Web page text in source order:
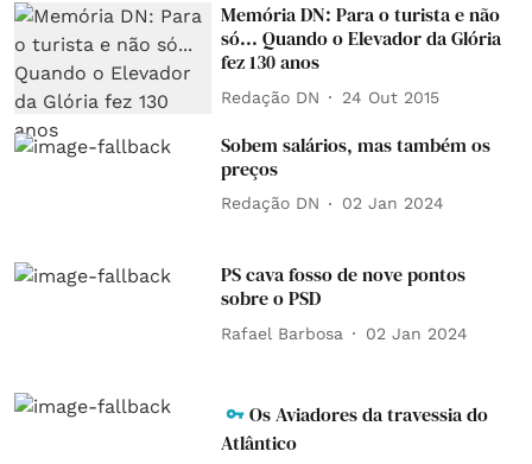
Memória DN: Para o turista e não
só... Quando o Elevador da Glória
fez 130 anos
Redação DN 24 Out 2015
Sobem salários, mas também os
preços
Redação DN 02 Jan 2024
PS cava fosso de nove pontos
sobre o PSD
Rafael Barbosa 02 Jan 2024
Os Aviadores da travessia do
Atlântico